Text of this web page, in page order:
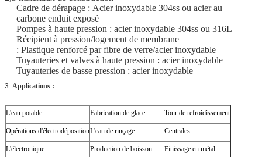
Cadre de dérapage : Acier inoxydable 304ss ou acier au
carbone enduit exposé
Pompes à haute pression : acier inoxydable 304ss ou 316L
Récipient à pression/logement de membrane
: Plastique renforcé par fibre de verre/acier inoxydable
Tuyauteries et valves à haute pression : acier inoxydable
Tuyauteries de basse pression : acier inoxydable
3. Applications :
L'eau potable Fabrication de glace Tour de refroidissement
Opérations d'électrodépositionL'eau de rinçage Centrales
L'électronique Production de boisson Finissage en métal